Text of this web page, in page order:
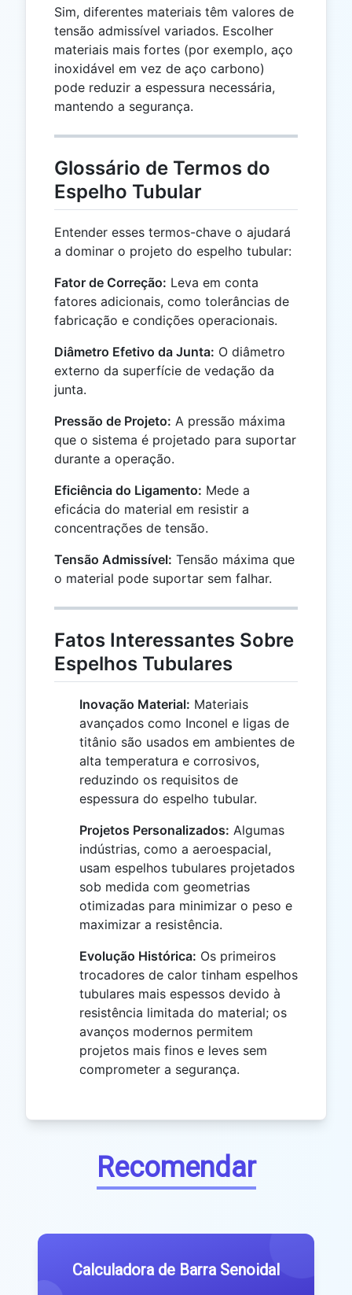
Sim, diferentes materiais têm valores de
tensão admissível variados. Escolher
materiais mais fortes (por exemplo, aço
inoxidável em vez de aço carbono)
pode reduzir a espessura necessária,
mantendo a segurança.
Glossário de Termos do
Espelho Tubular
Entender esses termos-chave o ajudará
a dominar o projeto do espelho tubular:
Fator de Correção: Leva em conta
fatores adicionais, como tolerâncias de
fabricação e condições operacionais.
Diâmetro Efetivo da Junta: O diâmetro
externo da superfície de vedação da
junta.
Pressão de Projeto: A pressão máxima
que o sistema é projetado para suportar
durante a operação.
Eficiência do Ligamento: Mede a
eficácia do material em resistir a
concentrações de tensão.
Tensão Admissível: Tensão máxima que
o material pode suportar sem falhar.
Fatos Interessantes Sobre
Espelhos Tubulares
Inovação Material: Materiais
avançados como Inconel e ligas de
titânio são usados em ambientes de
alta temperatura e corrosivos,
reduzindo os requisitos de
espessura do espelho tubular.
Projetos Personalizados: Algumas
indústrias, como a aeroespacial,
usam espelhos tubulares projetados
sob medida com geometrias
otimizadas para minimizar o peso e
maximizar a resistência.
Evolução Histórica: Os primeiros
trocadores de calor tinham espelhos
tubulares mais espessos devido à
resistência limitada do material; os
avanços modernos permitem
projetos mais finos e leves sem
comprometer a segurança.
Recomendar
Calculadora de Barra Senoidal